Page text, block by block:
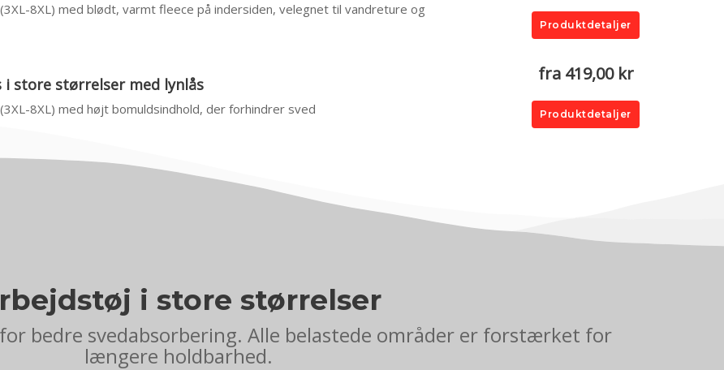
8XL) med blødt, varmt fleece på indersiden, velegnet til vandreture og
Produktdetaljer
i store størrelser med lynlås
8XL) med højt bomuldsindhold, der forhindrer sved
fra 419,00 kr
Produktdetaljer
i store størrelser
bedre svedabsorbering. Alle belastede områder er forstærket for
længere holdbarhed.